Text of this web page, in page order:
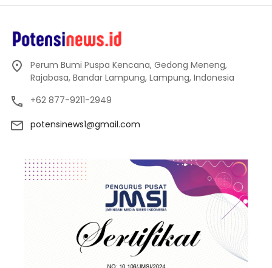
Perum Bumi Puspa Kencana, Gedong Meneng,
Rajabasa, Bandar Lampung, Lampung, Indonesia
+62 877-9211-2949
potensinews1@gmail.com